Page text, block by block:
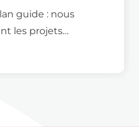
guide : nous
les projets…